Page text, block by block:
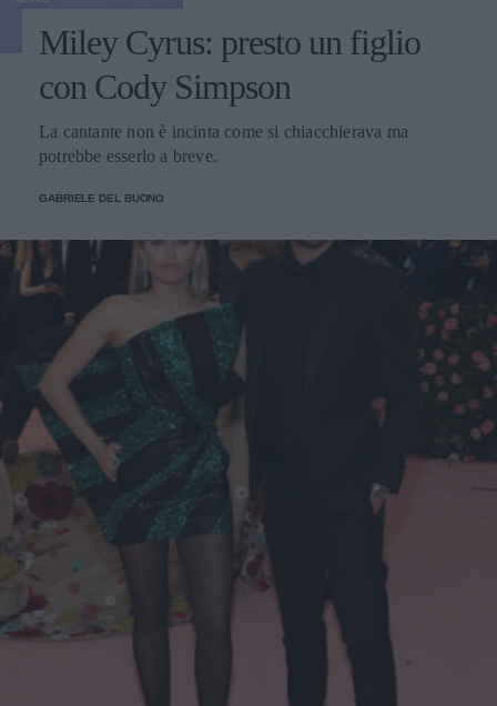
Miley Cyrus: presto un figlio
con Cody Simpson
La cantante non è incinta come si chiacchierava ma
potrebbe esserlo a breve.
GABRIELE DEL BUONO